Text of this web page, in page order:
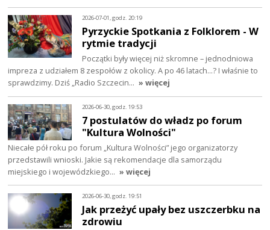
2026-07-01, godz. 20:19
Pyrzyckie Spotkania z Folklorem - W
rytmie tradycji
Początki były więcej niż skromne – jednodniowa
impreza z udziałem 8 zespołów z okolicy. A po 46 latach…? I właśnie to
sprawdzimy. Dziś „Radio Szczecin… » więcej
2026-06-30, godz. 19:53
7 postulatów do władz po forum
"Kultura Wolności"
Niecałe pół roku po forum „Kultura Wolności” jego organizatorzy
przedstawili wnioski. Jakie są rekomendacje dla samorządu
miejskiego i wojewódzkiego… » więcej
2026-06-30, godz. 19:51
Jak przeżyć upały bez uszczerbku na
zdrowiu